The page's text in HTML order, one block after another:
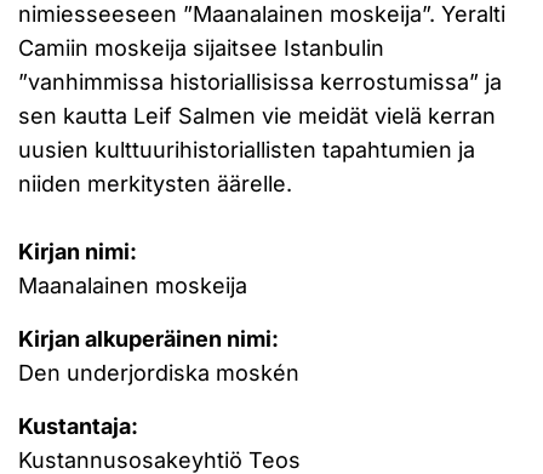
nimiesseeseen ”Maanalainen moskeija”. Yeralti
Camiin moskeija sijaitsee Istanbulin
”vanhimmissa historiallisissa kerrostumissa” ja
sen kautta Leif Salmen vie meidät vielä kerran
uusien kulttuurihistoriallisten tapahtumien ja
niiden merkitysten äärelle.
Kirjan nimi:
Maanalainen moskeija
Kirjan alkuperäinen nimi:
Den underjordiska moskén
Kustantaja:
Kustannusosakeyhtiö Teos